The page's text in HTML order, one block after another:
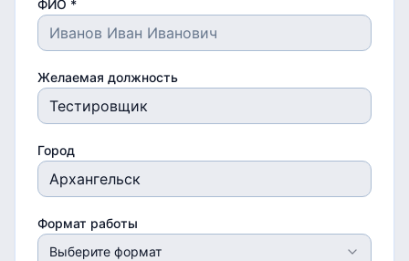
ФИО *
Желаемая должность
Город
Формат работы
Выберите формат